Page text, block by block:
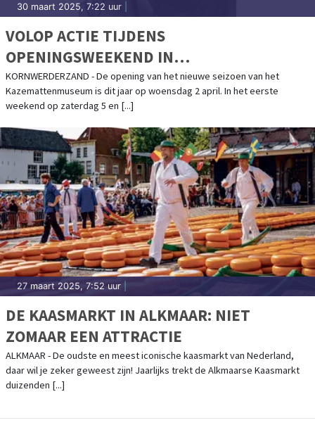
30 maart 2025, 7:22 uur
VOLOP ACTIE TIJDENS
OPENINGSWEEKEND IN
KAZEMATTENMUSEUM
KORNWERDERZAND - De opening van het nieuwe seizoen van het
Kazemattenmuseum is dit jaar op woensdag 2 april. In het eerste
weekend op zaterdag 5 en [...]
27 maart 2025, 7:52 uur
DE KAASMARKT IN ALKMAAR: NIET
ZOMAAR EEN ATTRACTIE
ALKMAAR - De oudste en meest iconische kaasmarkt van Nederland,
daar wil je zeker geweest zijn! Jaarlijks trekt de Alkmaarse Kaasmarkt
duizenden [...]